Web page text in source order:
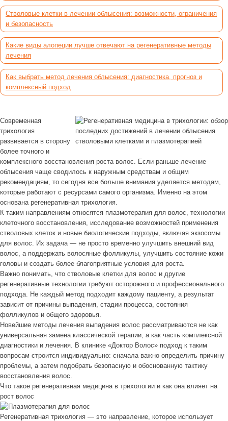
Стволовые клетки в лечении облысения: возможности, ограничения
и безопасность
Какие виды алопеции лучше отвечают на регенеративные методы
лечения
Как выбрать метод лечения облысения: диагностика, прогноз и
комплексный подход
Современная
трихология
развивается в сторону
более точного и
комплексного восстановления роста волос. Если раньше лечение
облысения чаще сводилось к наружным средствам и общим
рекомендациям, то сегодня все больше внимания уделяется методам,
которые работают с ресурсами самого организма. Именно на этом
основана регенеративная трихология.
К таким направлениям относятся плазмотерапия для волос, технологии
клеточного восстановления, исследование возможностей применения
стволовых клеток и новые биологические подходы, включая экзосомы
для волос. Их задача — не просто временно улучшить внешний вид
волос, а поддержать волосяные фолликулы, улучшить состояние кожи
головы и создать более благоприятные условия для роста.
Важно понимать, что стволовые клетки для волос и другие
регенеративные технологии требуют осторожного и профессионального
подхода. Не каждый метод подходит каждому пациенту, а результат
зависит от причины выпадения, стадии процесса, состояния
фолликулов и общего здоровья.
Новейшие методы лечения выпадения волос рассматриваются не как
универсальная замена классической терапии, а как часть комплексной
диагностики и лечения. В клинике «Доктор Волос» подход к таким
вопросам строится индивидуально: сначала важно определить причину
проблемы, а затем подобрать безопасную и обоснованную тактику
восстановления волос.
Что такое регенеративная медицина в трихологии и как она влияет на
рост волос
Регенеративная трихология — это направление, которое использует